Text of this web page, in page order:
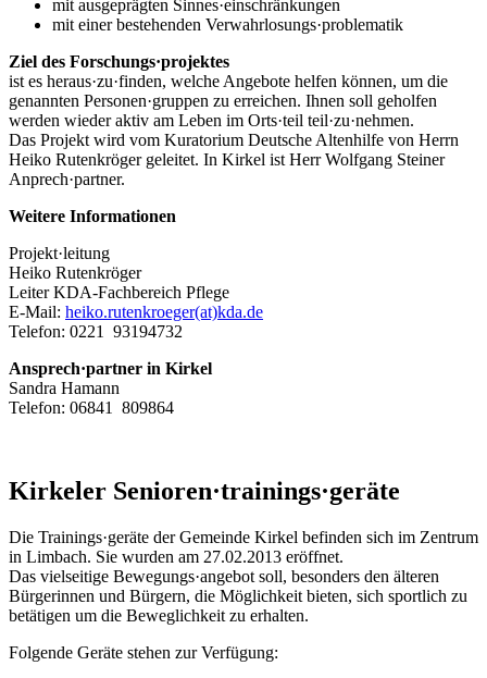
mit ausgeprägten Sinnes·einschränkungen
mit einer bestehenden Verwahrlosungs·problematik
Ziel des Forschungs·projektes
ist es heraus·zu·finden, welche Angebote helfen können, um die
genannten Personen·gruppen zu erreichen. Ihnen soll geholfen
werden wieder aktiv am Leben im Orts·teil teil·zu·nehmen.
Das Projekt wird vom Kuratorium Deutsche Altenhilfe von Herrn
Heiko Rutenkröger geleitet. In Kirkel ist Herr Wolfgang Steiner
Anprech·partner.
Weitere Informationen
Projekt·leitung
Heiko Rutenkröger
Leiter KDA-Fachbereich Pflege
E-Mail: heiko.rutenkroeger(at)kda.de
Telefon: 0221 93194732
Ansprech·partner in Kirkel
Sandra Hamann
Telefon: 06841 809864
Kirkeler Senioren·trainings·geräte
Die Trainings·geräte der Gemeinde Kirkel befinden sich im Zentrum
in Limbach. Sie wurden am 27.02.2013 eröffnet.
Das vielseitige Bewegungs·angebot soll, besonders den älteren
Bürgerinnen und Bürgern, die Möglichkeit bieten, sich sportlich zu
betätigen um die Beweglichkeit zu erhalten.
Folgende Geräte stehen zur Verfügung: